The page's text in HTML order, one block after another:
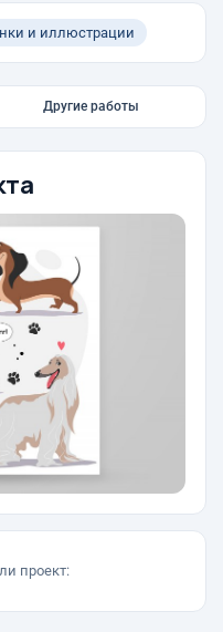
и иллюстрации
Другие работы
проект: